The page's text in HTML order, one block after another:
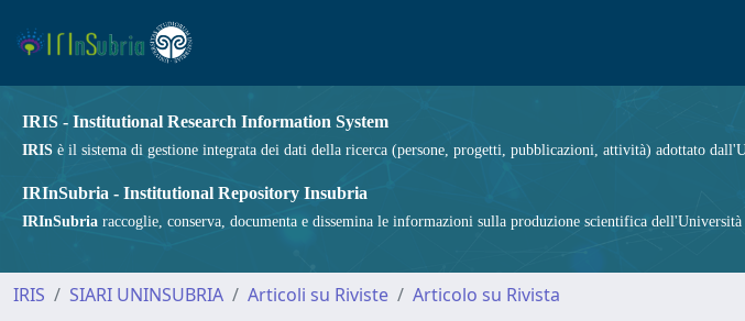
IRIS - Institutional Research Information System
IRIS è il sistema di gestione integrata dei dati della ricerca (persone, progetti, pubblicazioni, attività) adottato
IRInSubria - Institutional Repository Insubria
IRInSubria raccoglie, conserva, documenta e dissemina le informazioni sulla produzione scientifica
IRIS SIARI UNINSUBRIA Articoli su Riviste Articolo su Rivista